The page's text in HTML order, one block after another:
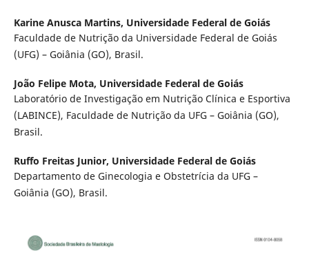
Karine Anusca Martins, Universidade Federal de Goiás
Faculdade de Nutrição da Universidade Federal de Goiás
(UFG) – Goiânia (GO), Brasil.
João Felipe Mota, Universidade Federal de Goiás
Laboratório de Investigação em Nutrição Clínica e Esportiva
(LABINCE), Faculdade de Nutrição da UFG – Goiânia (GO),
Brasil.
Ruffo Freitas Junior, Universidade Federal de Goiás
Departamento de Ginecologia e Obstetrícia da UFG –
Goiânia (GO), Brasil.